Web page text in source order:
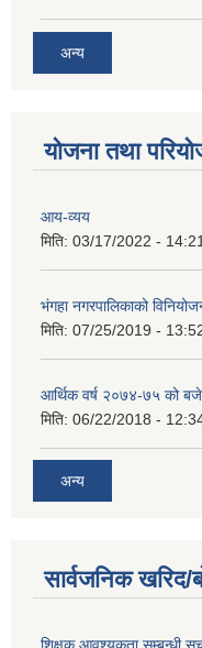
अन्य
योजना तथा
आय-व्यय
मिति: 03/17/2022 - 14:21
भंगहा नगरपालिकाको
मिति: 07/25/2019 -
आर्थिक वर्ष २०७४-७५ को
मिति: 06/22/2018 -
अन्य
सार्वजनिक